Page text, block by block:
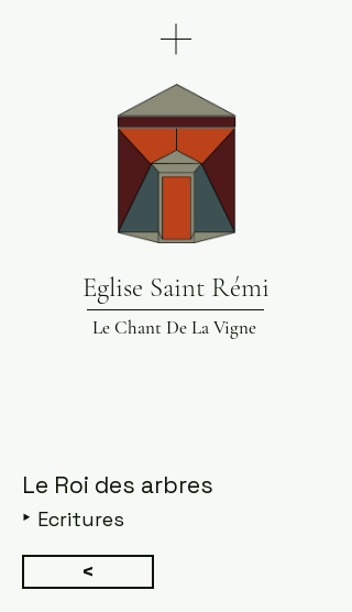
Eglise Saint Rémi
Le Chant De La Vigne
Le Roi des arbres
‣ Ecritures
<